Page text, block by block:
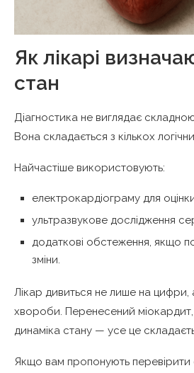
Як лікарі
стан
Діагностика не виглядає
Вона складається з кількох
Найчастіше використовують:
електрокардіограму для
ультразвукове дослідження
додаткові обстеження, якщо
зміни.
Лікар дивиться не лише на цифри,
хвороби. Перенесений міокардит,
динаміка стану — усе це
Якщо вам пропонують перевірити